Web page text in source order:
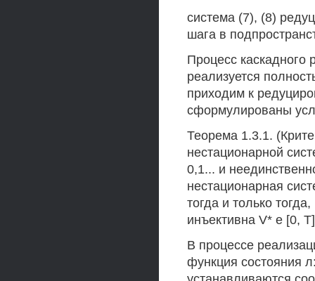
система (7), (8)
шага в
Процесс каскадного
реализуется
приходим к
сформулированы
Теорема 1.3.1.
нестационарной
0,1... и
нестационарная
тогда и только
инъективна V* е [0,
В процессе
функция состояния